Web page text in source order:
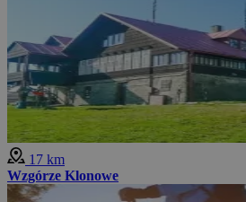
17 km
Wzgórze Klonowe